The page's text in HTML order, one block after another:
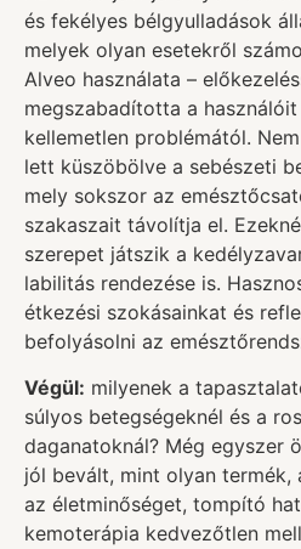
és fekélyes bélgyulladások
melyek olyan esetekről
Alveo használata –
megszabadította a
kellemetlen problémától.
lett küszöbölve a sebészeti
mely sokszor az
szakaszait távolítja el.
szerepet játszik a
labilitás rendezése is.
étkezési szokásainkat és
befolyásolni az
Végül: milyenek a
súlyos betegségeknél és a
daganatoknál? Még egyszer
jól bevált, mint olyan termék,
az életminőséget, tompító
kemoterápia kedvezőtlen